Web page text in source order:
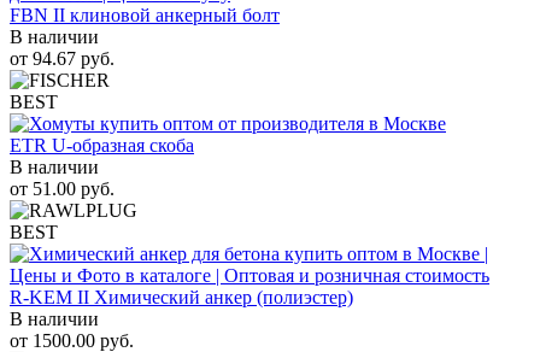
FBN II клиновой анкерный болт
В наличии
от 94.67 руб.
BEST
ETR U-образная скоба
В наличии
от 51.00 руб.
BEST
R-KEM II Химический анкер (полиэстер)
В наличии
от 1500.00 руб.